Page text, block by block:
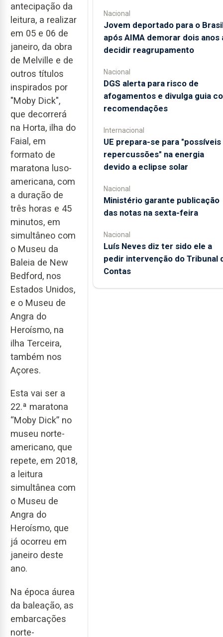
antecipação da
leitura, a realizar
em 05 e 06 de
janeiro, da obra
de Melville e de
outros títulos
inspirados por
"Moby Dick",
que decorrerá
na Horta, ilha do
Faial, em
formato de
maratona luso-
americana, com
a duração de
três horas e 45
minutos, em
simultâneo com
o Museu da
Baleia de New
Bedford, nos
Estados Unidos,
e o Museu de
Angra do
Heroísmo, na
ilha Terceira,
também nos
Açores.
Esta vai ser a
22.ª maratona
“Moby Dick” no
museu norte-
americano, que
repete, em 2018,
a leitura
simultânea com
o Museu de
Angra do
Heroísmo, que
já ocorreu em
janeiro deste
ano.
Na época áurea
da baleação, as
embarcações
norte-
Nacional
Jovem deportado para o
após AIMA demorar dois anos
decidir reagrupamento
Nacional
DGS alerta para risco de
afogamentos e divulga guia
recomendações
Internacional
UE prepara-se para "possíveis
repercussões" na energia
devido a eclipse solar
Nacional
Ministério garante publicação
das notas na sexta-feira
Nacional
Luís Neves diz ter sido ele a
pedir intervenção do Tribunal
Contas